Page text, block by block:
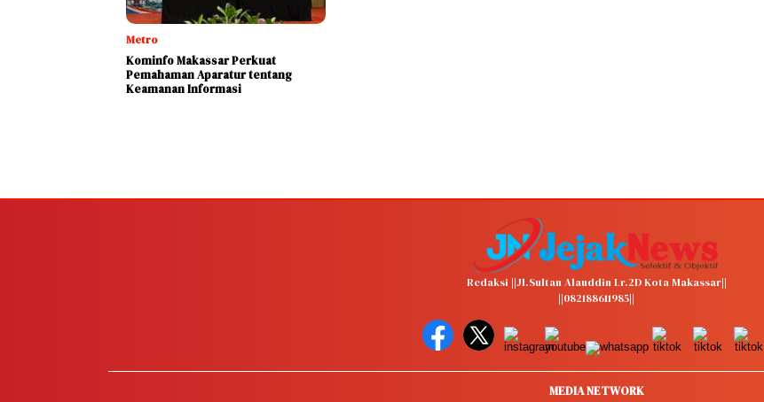
Metro
Kominfo Makassar Perkuat
Pemahaman Aparatur tentang
Keamanan Informasi
Redaksi ||Jl.Sultan Alauddin Lr.2D Kota Makassar||
||082188611985||
MEDIA NETWORK